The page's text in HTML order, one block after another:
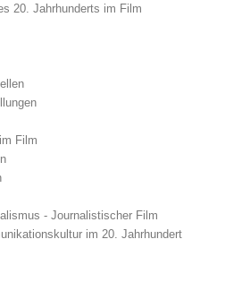
20. Jahrhunderts im Film
Film
- Journalistischer Film
im 20. Jahrhundert